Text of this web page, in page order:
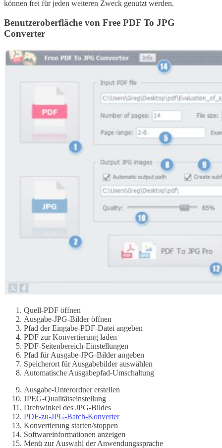
können frei für jeden weiteren Zweck genutzt werden.
Benutzeroberfläche von Free PDF To JPG
Converter
Quell-PDF öffnen
Ausgabe-JPG-Bilder öffnen
Pfad der Eingabe-PDF-Datei angeben
PDF zur Konvertierung laden
PDF-Seitenbereich-Einstellungen
Pfad für Ausgabe-JPG-Bilder angeben
Speicherort für Ausgabebilder auswählen
Automatische Ausgabepfad-Umschaltung
Ausgabe-Unterordner erstellen
JPEG-Qualitätseinstellung
Drehwinkel des JPG-Bildes
PDF-zu-JPG-Batch-Konverter
Konvertierung starten/stoppen
Softwareinformationen anzeigen
Menü zur Auswahl der Anwendungssprache